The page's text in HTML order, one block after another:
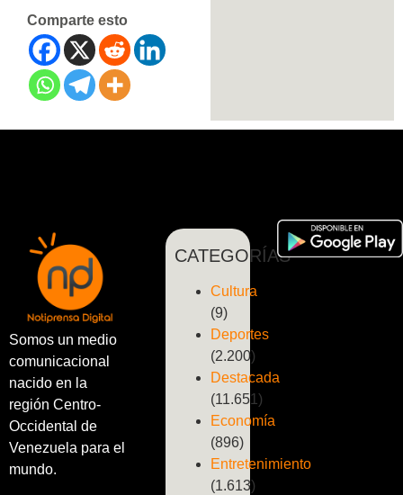
Comparte esto
Somos un medio
comunicacional
nacido en la
región Centro-
Occidental de
Venezuela para el
mundo.
CATEGORÍAS
Cultura
(9)
Deportes
(2.200)
Destacada
(11.651)
Economía
(896)
Entretenimiento
(1.613)